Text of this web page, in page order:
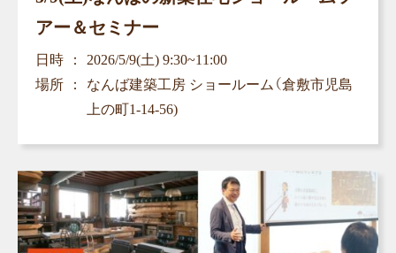
アー＆セミナー
日時
2026/5/9(土) 9:30~11:00
場所
なんば建築工房 ショールーム（倉敷市児島
上の町1-14-56)